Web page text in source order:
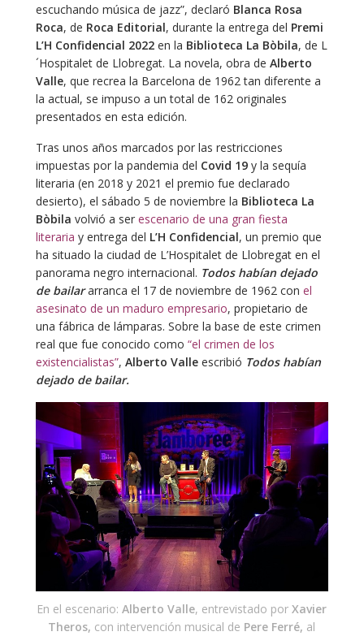
escuchando música de jazz”, declaró Blanca Rosa
Roca, de Roca Editorial, durante la entrega del Premi
L’H Confidencial 2022en la Biblioteca La Bòbila, de L
´Hospitalet de Llobregat. La novela, obra de Alberto
Valle, que recrea la Barcelona de 1962 tan diferente a
la actual, se impuso a un total de 162 originales
presentados en esta edición.
Tras unos años marcados por las restricciones
impuestas por la pandemia del Covid 19y la sequía
literaria (en 2018 y 2021 el premio fue declarado
desierto), el sábado 5 de noviembre la Biblioteca La
Bòbila volvió a ser escenario de una gran fiesta
literaria y entrega del L’H Confidencial, un premio que
ha situado la ciudad de L’Hospitalet de Llobregat en el
panorama negro internacional. Todos habían dejado
de bailararranca el 17 de noviembre de 1962 con el
asesinato de un maduro empresario, propietario de
una fábrica de lámparas. Sobre la base de este crimen
real que fue conocido como “el crimen de los
existencialistas”, Alberto Valleescribió Todos habían
dejado de bailar.
En el escenario:Alberto Valle, entrevistado porXavier
Theros, con intervención musical de Pere Ferré, al